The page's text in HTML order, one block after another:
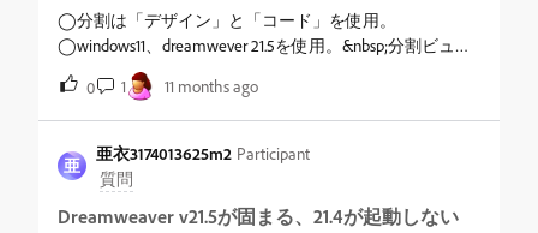
◯分割は「デザイン」と「コード」を使用。
◯windows11、dreamwever 21.5を使用。&nbsp;分割ビュー
で見た目を確認したり、原稿のテキストを「デザイン」
を使用してペーストしたりしながらhtmlを作成しており
ます。&nbsp;ここ最近、「コード」のペーストの挙動が
おかしいため質問させていただきます。「コード」の画
面で、htmlコードを追加したり差し替えたい場所をクリ
ックしてカーソルを移動し例えばですが「&lt;p
class="open_btn"&gt;もっと見る&lt;/p&gt;」をペーストし
0 1 11 months ago
亜
亜衣3174013625m2 Participant
質問
Dreamweaver v21.5が固まる、21.4が起動しない